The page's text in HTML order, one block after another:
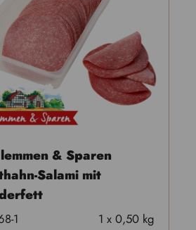
& Sparen
Salami mit
1
1 x 0,50 kg